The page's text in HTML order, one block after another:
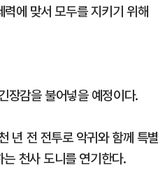
력에 맞서 모두를 지키기 위해
장감을 불어넣을 예정이다.
년 전 전투로 악귀와 함께 특
천사 도니를 연기한다.